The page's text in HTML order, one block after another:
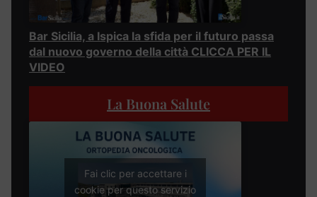
Bar Sicilia, a Ispica la sfida per il futuro passa
dal nuovo governo della città CLICCA PER IL
VIDEO
La Buona Salute
Fai clic per accettare i
cookie per questo servizio